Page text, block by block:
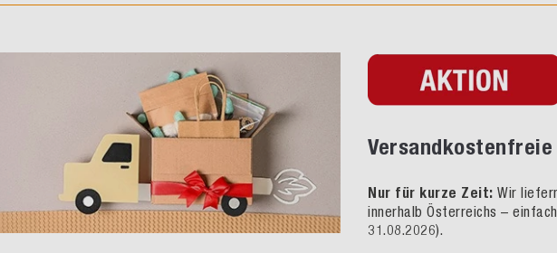
Nur für kurze Zeit: Wir
innerhalb Österreichs –
31.08.2026).